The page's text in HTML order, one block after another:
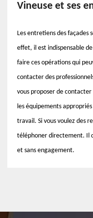
Vineuse et ses
Les entretiens des façades
effet, il est indispensable
faire ces opérations qui
contacter des
vous proposer de
les équipements
travail. Si vous voulez des
téléphoner directement. Il
et sans engagement.